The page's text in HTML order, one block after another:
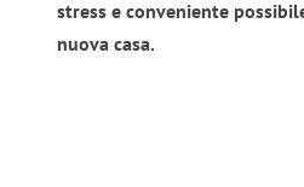
stress e conveniente
nuova casa.